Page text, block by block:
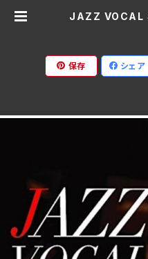
JAZZ VOCAL
保存 シェア